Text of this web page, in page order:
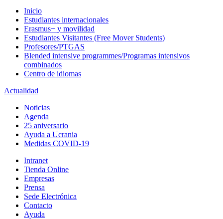
Inicio
Estudiantes internacionales
Erasmus+ y movilidad
Estudiantes Visitantes (Free Mover Students)
Profesores/PTGAS
Blended intensive programmes/Programas intensivos
combinados
Centro de idiomas
Actualidad
Noticias
Agenda
25 aniversario
Ayuda a Ucrania
Medidas COVID-19
Intranet
Tienda Online
Empresas
Prensa
Sede Electrónica
Contacto
Ayuda